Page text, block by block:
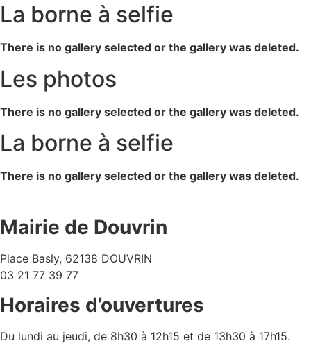
La borne à selfie
There is no gallery selected or the gallery was deleted.
Les photos
There is no gallery selected or the gallery was deleted.
La borne à selfie
There is no gallery selected or the gallery was deleted.
Mairie de Douvrin
Place Basly, 62138 DOUVRIN
03 21 77 39 77
Horaires d’ouvertures
Du lundi au jeudi, de 8h30 à 12h15 et de 13h30 à 17h15.